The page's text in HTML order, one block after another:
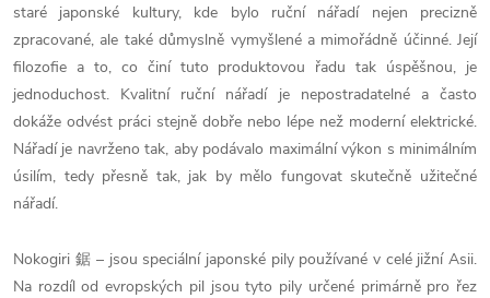
staré japonské kultury, kde bylo ruční nářadí nejen precizně
zpracované, ale také důmyslně vymyšlené a mimořádně účinné. Její
filozofie a to, co činí tuto produktovou řadu tak úspěšnou, je
jednoduchost. Kvalitní ruční nářadí je nepostradatelné a často
dokáže odvést práci stejně dobře nebo lépe než moderní elektrické.
Nářadí je navrženo tak, aby podávalo maximální výkon s minimálním
úsilím, tedy přesně tak, jak by mělo fungovat skutečně užitečné
nářadí.
Nokogiri 鋸 – jsou speciální japonské pily používané v celé jižní Asii.
Na rozdíl od evropských pil jsou tyto pily určené primárně pro řez